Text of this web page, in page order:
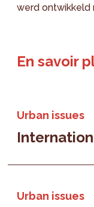
werd ontwikkeld
En savoir
Urban issues
Urban issues